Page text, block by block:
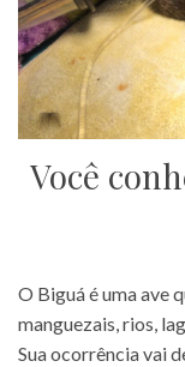
Você
O Biguá é uma ave
manguezais, rios,
Sua ocorrência vai